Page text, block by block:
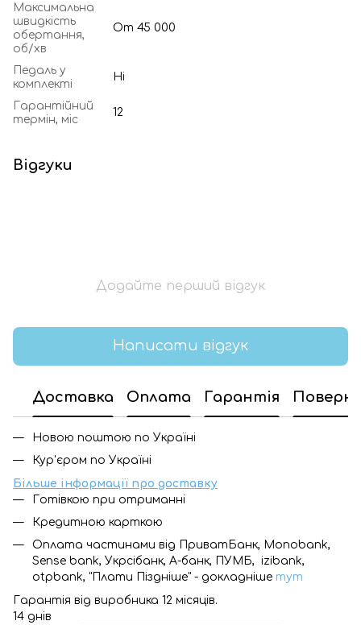
Максимальна
швидкість
обертання,
об/хв
От 45 000
Педаль у
комплекті
Ні
Гарантійний
термін, міс
12
Відгуки
Додайте перший відгук
Написати відгук
Доставка Оплата Гарантія
Новою поштою по Україні
Кур'єром по Україні
Більше інформації про доставку
Готівкою при отриманні
Кредитною карткою
Оплата частинами від ПриватБанк, Monobank,
Sense bank, Укрсібанк, А-банк, ПУМБ, izibank,
otpbank, "Плати Піздніше" - докладніше тут
Гарантія від виробника 12 місяців.
14 днів